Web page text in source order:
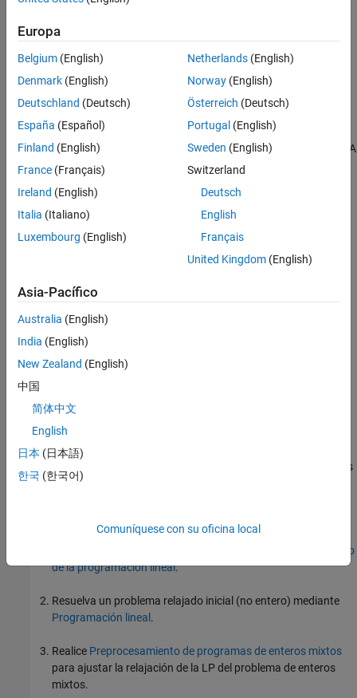
Restricciones en algunos componentes de
en términos matemáticos, dados los vectores f,lb
matricesA yAeq, los vectores ybeqcorrespondientes y un
minx Txsubject to are integers or extended integers A
Algoritmo intlinprog
Preprocesamiento de la programación lineal
Preprocesamiento de programas de enteros mixtos
Generación de cortes
Heurística para encontrar soluciones factibles
Ramificación y acotación
Visión general del algoritmo
utiliza esta estrategia básica para resolver programas
lineales de enteros mixtos.
Preprocesamiento
de la programación lineal.
Resuelva un problema relajado inicial (no entero) mediante
Programación lineal .
Realice Preprocesamiento de programas de enteros mixtos
para ajustar la relajación de la LP del problema de enteros
mixtos.
Europa
Belgium (English)
Denmark (English)
Deutschland (Deutsch)
España (Español)
Finland (English)
France (Français)
Ireland (English)
Italia (Italiano)
Luxembourg (English)
Netherlands(English)
Norway(English)
Österreich (Deutsch)
Portugal (English)
Sweden (English)
Switzerland
Deutsch
English
Français
United Kingdom(English)
Asia-Pacífico
Australia (English)
India (English)
New Zealand (English)
中国
简体中文
English
日本 (日本語)
한국 (한국어)
Comuníquese con su oficina local